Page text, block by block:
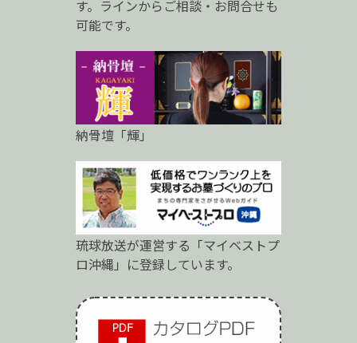
す。ラインからご相談・お問合せも
可能です。
納骨壇「輝」
琉球放送が運営する「マイベストプ
ロ沖縄」に登録しています。